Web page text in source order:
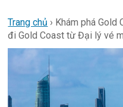
nhanh,
đồng
hành
Trang chủ › Khám phá Gold
đi Gold Coast từ Đại lý vé